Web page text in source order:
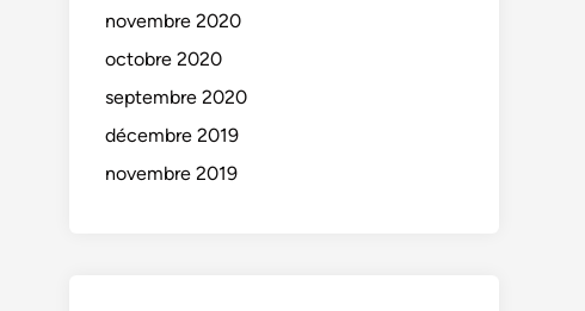
novembre 2020
octobre 2020
septembre 2020
décembre 2019
novembre 2019